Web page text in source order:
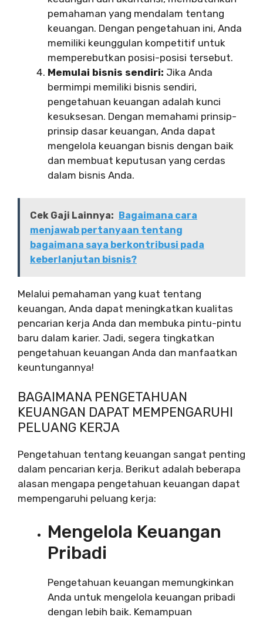
pemahaman yang mendalam tentang
keuangan. Dengan pengetahuan ini, Anda
memiliki keunggulan kompetitif untuk
memperebutkan posisi-posisi tersebut.
Memulai bisnis sendiri: Jika Anda
bermimpi memiliki bisnis sendiri,
pengetahuan keuangan adalah kunci
kesuksesan. Dengan memahami prinsip-
prinsip dasar keuangan, Anda dapat
mengelola keuangan bisnis dengan baik
dan membuat keputusan yang cerdas
dalam bisnis Anda.
Cek Gaji Lainnya: Bagaimana cara
menjawab pertanyaan tentang
bagaimana saya berkontribusi pada
keberlanjutan bisnis?
Melalui pemahaman yang kuat tentang
keuangan, Anda dapat meningkatkan kualitas
pencarian kerja Anda dan membuka pintu-pintu
baru dalam karier. Jadi, segera tingkatkan
pengetahuan keuangan Anda dan manfaatkan
keuntungannya!
BAGAIMANA PENGETAHUAN
KEUANGAN DAPAT MEMPENGARUHI
PELUANG KERJA
Pengetahuan tentang keuangan sangat penting
dalam pencarian kerja. Berikut adalah beberapa
alasan mengapa pengetahuan keuangan dapat
mempengaruhi peluang kerja:
Mengelola Keuangan
Pribadi
Pengetahuan keuangan memungkinkan
Anda untuk mengelola keuangan pribadi
dengan lebih baik. Kemampuan